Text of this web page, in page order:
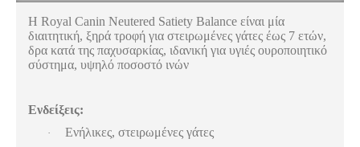
Η Royal Canin Neutered Satiety Balance είναι μία
διαιτητική, ξηρά τροφή για στειρωμένες γάτες έως 7 ετών,
δρα κατά της παχυσαρκίας, ιδανική για υγιές ουροποιητικό
σύστημα, υψηλό ποσοστό ινών
Ενδείξεις:
· Ενήλικες, στειρωμένες γάτες